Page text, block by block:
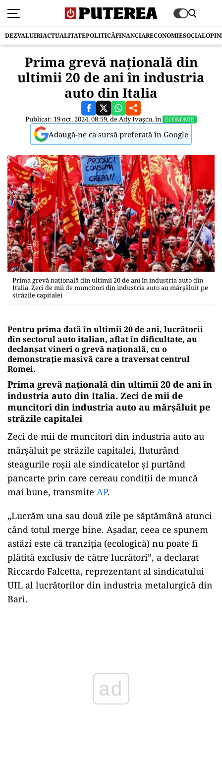
DEZVALUIRIACTUALITATEPOLITICĂFINANCIARECONOMIESOCIAL
Prima grevă naţională din
ultimii 20 de ani în industria
auto din Italia
Publicat: 19 oct. 2024, 08:59, deAdy Ivașcu, în ECONOMIE
Adaugă-ne ca sursă preferată în Google
Prima grevă naţională din ultimii 20 de ani în industria auto din
Italia. Zeci de mii de muncitori din industria auto au mărșăluit pe
străzile capitalei
Pentru prima dată în ultimii 20 de ani, lucrătorii
din sectorul auto italian, aflat în dificultate, au
declanşat vineri o grevă națională, cu o
demonstrație masivă care a traversat centrul
Romei.
Prima grevă naţională din ultimii 20 de ani în
industria auto din Italia. Zeci de mii de
muncitori din industria auto au mărșăluit pe
străzile capitalei
Zeci de mii de muncitori din industria auto au
mărșăluit pe străzile capitalei, fluturând
steagurile roșii ale sindicatelor și purtând
pancarte prin care cereau condiții de muncă
mai bune, transmite AP.
„Lucrăm una sau două zile pe săptămână atunci
când totul merge bine. Așadar, ceea ce spunem
astăzi este că tranziția (ecologică) nu poate fi
plătită exclusiv de către lucrători”, a declarat
Riccardo Falcetta, reprezentant al sindicatului
UIL al lucrătorilor din industria metalurgică din
Bari.